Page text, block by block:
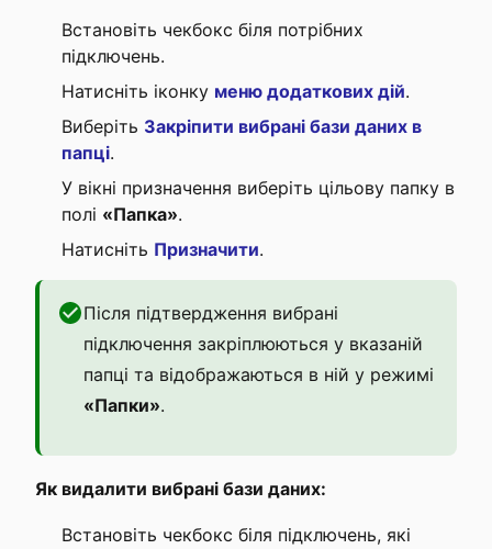
Встановіть чекбокс біля потрібних
підключень.
Натисніть іконку меню додаткових дій.
Виберіть Закріпити вибрані бази даних в
папці.
У вікні призначення виберіть цільову папку в
полі «Папка».
Натисніть Призначити.
Після підтвердження вибрані
підключення закріплюються у вказаній
папці та відображаються в ній у режимі
«Папки».
Як видалити вибрані бази даних:
Встановіть чекбокс біля підключень, які